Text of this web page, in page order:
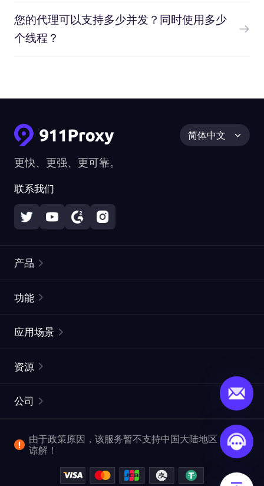
您的代理可以支持多少并发？同时使用多少
个线程？
更快、更强、更可靠。
联系我们
简体中文
产品
静态住宅代理
网页抓取 API
视频下载 API
功能
ISP代理
ProxySite
应用场景
市场研究
爬行和索引
查看全部使用场景
资源
常见问题解答
位置
公司
企业服务
反洗钱合规计划
由于政策原因，该服务暂不支持中国大陆地区，敬请
谅解！